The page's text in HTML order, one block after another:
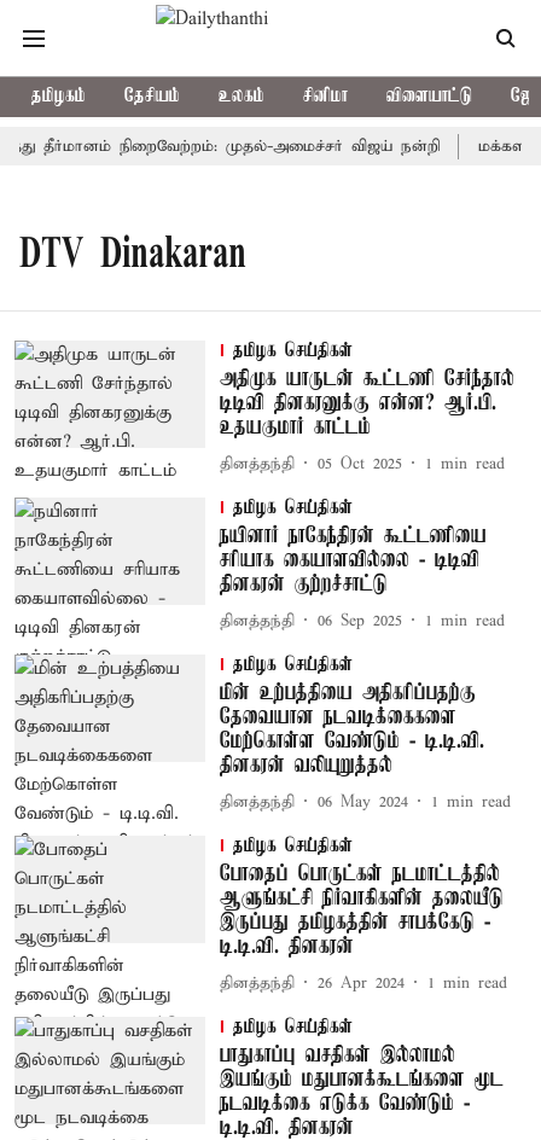
தமிழகம் தேசியம் உலகம் சினிமா விளையாட்டு
தீர்மானம் நிறைவேற்றம்: முதல்-அமைச்சர் விஜய் நன்றி
DTV Dinakaran
தமிழக செய்திகள்
அதிமுக யாருடன் கூட்டணி சேர்ந்தால்
டிடிவி தினகரனுக்கு என்ன? ஆர்.பி.
உதயகுமார் காட்டம்
தினத்தந்தி 05 Oct 2025 1 min read
தமிழக செய்திகள்
நயினார் நாகேந்திரன் கூட்டணியை
சரியாக கையாளவில்லை - டிடிவி
தினகரன் குற்றச்சாட்டு
தினத்தந்தி 06 Sep 2025 1 min read
தமிழக செய்திகள்
மின் உற்பத்தியை அதிகரிப்பதற்கு
தேவையான நடவடிக்கைகளை
மேற்கொள்ள வேண்டும் - டி.டி.வி.
தினகரன் வலியுறுத்தல்
தினத்தந்தி 06 May 2024 1 min read
தமிழக செய்திகள்
போதைப் பொருட்கள் நடமாட்டத்தில்
ஆளுங்கட்சி நிர்வாகிகளின் தலையீடு
இருப்பது தமிழகத்தின் சாபக்கேடு -
டி.டி.வி. தினகரன்
தினத்தந்தி 26 Apr 2024 1 min read
தமிழக செய்திகள்
பாதுகாப்பு வசதிகள் இல்லாமல்
இயங்கும் மதுபானக்கூடங்களை மூட
நடவடிக்கை எடுக்க வேண்டும் -
டி.டி.வி. தினகரன்